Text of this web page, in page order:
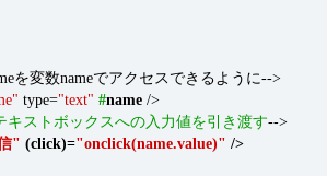
を変数nameでアクセスできるように-->
type="text" #name />
キストボックスへの入力値を引き渡す-->
" (click)="onclick(name.value)" />